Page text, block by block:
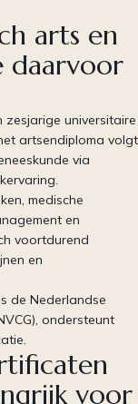
arts en
daarvoor
universitaire
artsendiploma volgt
via
medische
en
voortdurend
en
de Nederlandse
ondersteunt
voor